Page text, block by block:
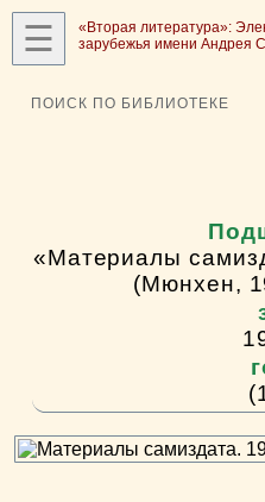
☰
«Вторая литература»:
зарубежья имени Андрея
ПОИСК ПО БИБЛИОТЕКЕ
«Материалы
(Мюнхен,